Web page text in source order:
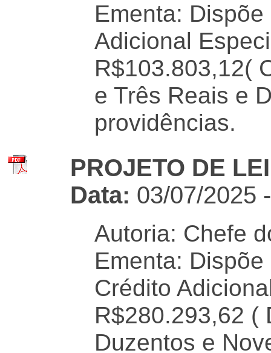
Ementa:
Adicional
R$103.803,12(
e Três Reais e
providências.
PROJETO DE
Data: 03/07/2025
Autoria: Chefe
Ementa:
Crédito
R$280.293,62 (
Duzentos e